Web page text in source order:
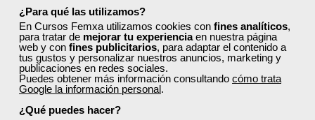
¿Para qué las utilizamos?
En Cursos Femxa utilizamos cookies con fines analíticos,
para tratar de mejorar tu experienciaen nuestra página
web y con fines publicitarios, para adaptar el contenido a
tus gustos y personalizar nuestros anuncios, marketing y
publicaciones en redes sociales.
Puedes obtener más información consultando cómo trata
Google la información personal.
¿Qué puedes hacer?
Inicia sesión:
Accede con tu nombre de usuario y contraseña o inicia
sesión con Facebook, Google o LinkedIn: